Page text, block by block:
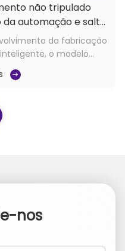
não tripulado
automação e salto
moderna
da fabricação
o modelo
sérios desafios -
utilização
eficiência da ...
nos